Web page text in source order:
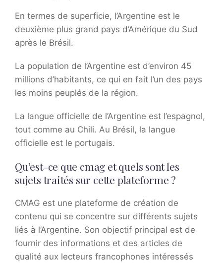
En termes de superficie, l’Argentine est le
deuxième plus grand pays d’Amérique du Sud
après le Brésil.
La population de l’Argentine est d’environ 45
millions d’habitants, ce qui en fait l’un des pays
les moins peuplés de la région.
La langue officielle de l’Argentine est l’espagnol,
tout comme au Chili. Au Brésil, la langue
officielle est le portugais.
Qu’est-ce que cmag et quels sont les
sujets traités sur cette plateforme ?
CMAG est une plateforme de création de
contenu qui se concentre sur différents sujets
liés à l’Argentine. Son objectif principal est de
fournir des informations et des articles de
qualité aux lecteurs francophones intéressés